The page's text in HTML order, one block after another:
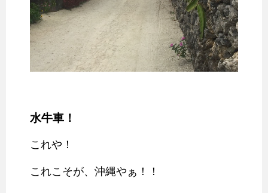
水牛車！
これや！
これこそが、沖縄やぁ！！